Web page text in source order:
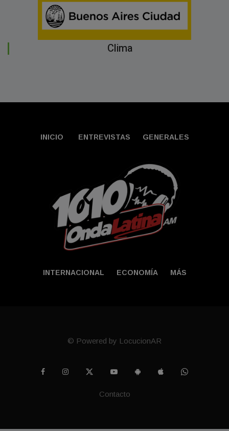
Clima
INICIO ENTREVISTAS GENERALES
INTERNACIONAL ECONOMÍA MÁS
© Powered by LocucionAR
Contacto